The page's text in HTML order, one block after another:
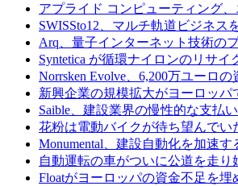
アプライド コンピューティング
SWISSto12、マルチ軌道ビジネス
Arq、量子インターネット技術の
Syntetica が循環ナイロンのリサ
Norrsken Evolve、6,200万ユーロ
新興企業の規模拡大がヨーロッ
Saible、建設業界の慢性的な支払
花粉は電動バイクが待ち望んで
Monumental、建設自動化を加速
自動運転の車がついに公道を走
Floatがヨーロッパの資金不足を